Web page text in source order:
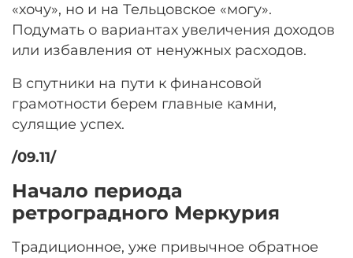
«хочу», но и на Тельцовское «могу».
Подумать о вариантах увеличения доходов
или избавления от ненужных расходов.
В спутники на пути к финансовой
грамотности берем главные камни,
сулящие успех.
/09.11/
Начало периода
ретроградного Меркурия
Традиционное, уже привычное обратное